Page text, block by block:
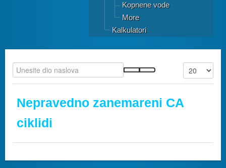
Kopnene vode
More
Kalkulatori
Nepravedno zanemareni CA
ciklidi